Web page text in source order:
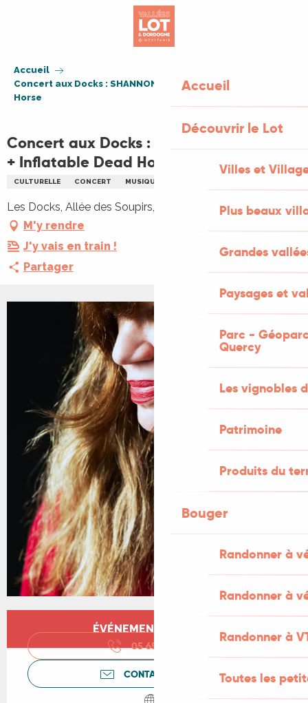
Accueil
Découvrir le Lot
Villes et
Plus beaux
Grandes
Paysages et
Parc -
Quercy
Les vignobles
Patrimoine
Produits du
Bouger
Randonner à
Randonner à
Randonner à
Toutes les
Accueil
Concert aux Docks : SHANNON WRIGHT + Inflatable Dead
Horse
Concert aux Docks : SHANNON WRIGHT
+ Inflatable Dead Horse
CULTURELLE CONCERT MUSIQUE
Les Docks, Allée des Soupirs, 46000 Cahors
M'y rendre
J'y vais en train !
Partager
Ouverture et coordonnées
ÉVÉNEMENT TERMINÉ
05 65 24 13
CONTACTEZ-NOUS